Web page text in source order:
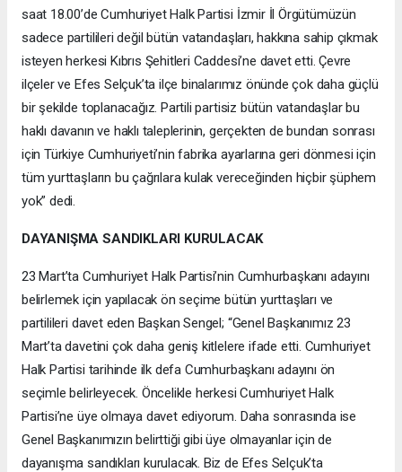
saat 18.00’de Cumhuriyet Halk Partisi İzmir İl Örgütümüzün
sadece partilileri değil bütün vatandaşları, hakkına sahip çıkmak
isteyen herkesi Kıbrıs Şehitleri Caddesi’ne davet etti. Çevre
ilçeler ve Efes Selçuk’ta ilçe binalarımız önünde çok daha güçlü
bir şekilde toplanacağız. Partili partisiz bütün vatandaşlar bu
haklı davanın ve haklı taleplerinin, gerçekten de bundan sonrası
için Türkiye Cumhuriyeti’nin fabrika ayarlarına geri dönmesi için
tüm yurttaşların bu çağrılara kulak vereceğinden hiçbir şüphem
yok” dedi.
DAYANIŞMA SANDIKLARI KURULACAK
23 Mart’ta Cumhuriyet Halk Partisi’nin Cumhurbaşkanı adayını
belirlemek için yapılacak ön seçime bütün yurttaşları ve
partilileri davet eden Başkan Sengel; “Genel Başkanımız 23
Mart’ta davetini çok daha geniş kitlelere ifade etti. Cumhuriyet
Halk Partisi tarihinde ilk defa Cumhurbaşkanı adayını ön
seçimle belirleyecek. Öncelikle herkesi Cumhuriyet Halk
Partisi’ne üye olmaya davet ediyorum. Daha sonrasında ise
Genel Başkanımızın belirttiği gibi üye olmayanlar için de
dayanışma sandıkları kurulacak. Biz de Efes Selçuk’ta